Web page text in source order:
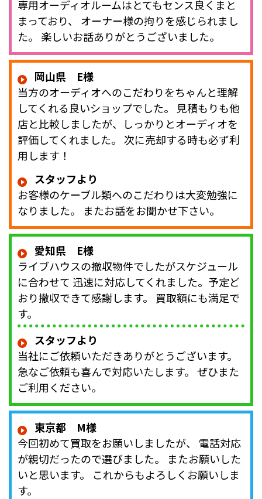
専用オーディオルームはとてもセンス良くまと
まっており、 オーナー様の拘りを感じられまし
た。 楽しいお話ありがとうございました。
岡山県 E様
当方のオーディオへのこだわりをちゃんと理解
してくれる良いショップでした。 見積もりも他
店と比較しましたが、しっかりとオーディオを
評価してくれました。 次に売却する時も必ず利
用します！
スタッフより
お客様のケーブル類へのこだわりは大変勉強に
なりました。 またお話をお聞かせ下さい。
愛知県 E様
ライブハウスの撤収物件でしたがスケジュール
に合わせて 迅速に対応してくれました。予定ど
おり撤収できて感謝します。 買取額にも満足で
す。
スタッフより
当社にご依頼いただきありがとうございます。
急なご依頼も喜んで対応いたします。 ぜひまた
ご利用ください。
東京都 M様
今回初めて買取をお願いしましたが、 電話対応
が親切だったので選びました。 またお願いした
いと思います。 これからもよろしくお願いしま
す。